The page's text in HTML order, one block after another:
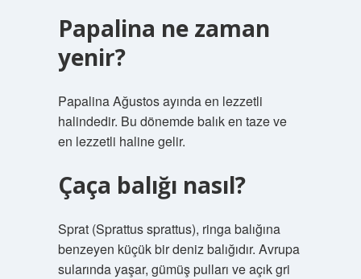
Papalina ne zaman
yenir?
Papalina Ağustos ayında en lezzetli
halindedir. Bu dönemde balık en taze ve
en lezzetli haline gelir.
Çaça balığı nasıl?
Sprat (Sprattus sprattus), ringa balığına
benzeyen küçük bir deniz balığıdır. Avrupa
sularında yaşar, gümüş pulları ve açık gri